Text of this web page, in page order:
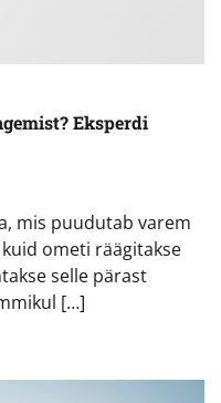
Eksperdi
mis puudutab varem
ometi räägitakse
selle pärast
[…]